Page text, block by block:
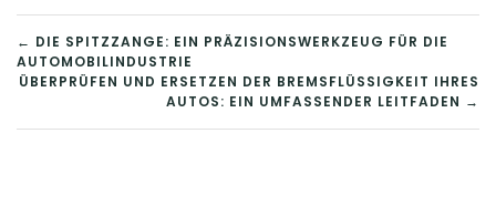
BEITRAGSNAVIGATION
← DIE SPITZZANGE: EIN PRÄZISIONSWERKZEUG FÜR DIE
AUTOMOBILINDUSTRIE
ÜBERPRÜFEN UND ERSETZEN DER BREMSFLÜSSIGKEIT IHRES
AUTOS: EIN UMFASSENDER LEITFADEN →